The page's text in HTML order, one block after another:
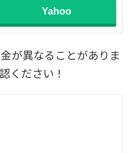
Yahoo
が異なることがありま
ください！